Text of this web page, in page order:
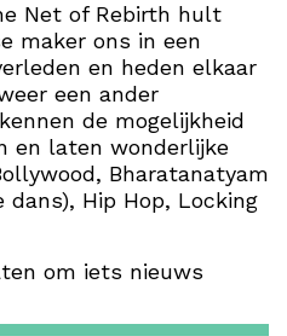
Net of Rebirth hult
maker ons in een
en heden elkaar
een ander
de mogelijkheid
en laten wonderlijke
Bharatanatyam
Hip Hop, Locking
om iets nieuws